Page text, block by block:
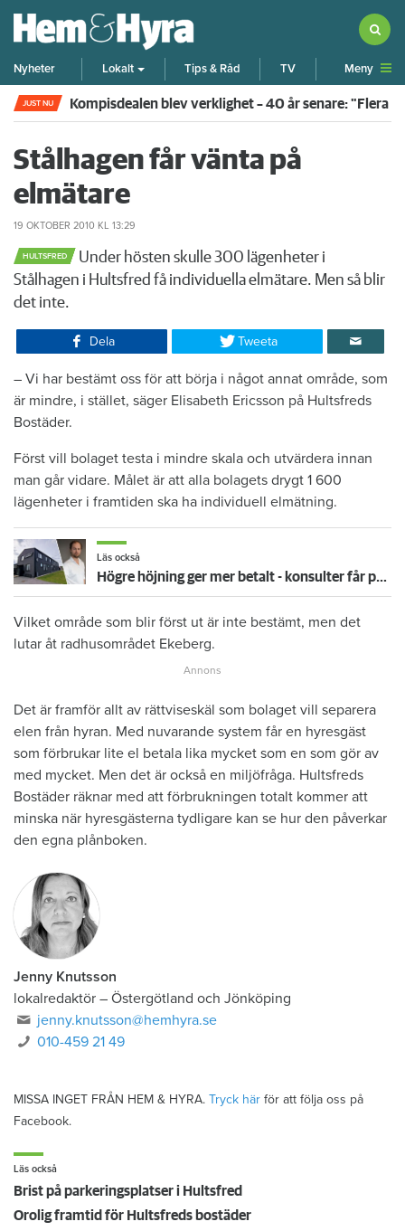
Nyheter Lokalt Tips & Råd TV Meny
JUST NU Kompisdealen blev verklighet – 40 år senare: "Flera
Stålhagen får vänta på
elmätare
19 OKTOBER 2010 KL 13:29
HULTSFRED
Under hösten skulle 300 lägenheter i
Stålhagen i Hultsfred få individuella elmätare. Men så blir
det inte.
Dela Tweeta
​– Vi har bestämt oss för att börja i något annat område, som
är mindre, i stället, säger Elisabeth Ericsson på Hultsfreds
Bostäder.
Först vill bolaget testa i mindre skala och utvärdera innan
man går vidare. Målet är att alla bolagets drygt 1 600
lägenheter i framtiden ska ha individuell elmätning.
Läs också
Högre höjning ger mer betalt - konsulter får provision för att höja hyrorna
Vilket område som blir först ut är inte bestämt, men det
lutar åt radhusområdet Ekeberg.
Det är framför allt av rättviseskäl som bolaget vill separera
elen från hyran. Med nuvarande system får en hyresgäst
som förbrukar lite el betala lika mycket som en som gör av
med mycket. Men det är också en miljöfråga. Hultsfreds
Bostäder räknar med att förbrukningen totalt kommer att
minska när hyresgästerna tydligare kan se hur den påverkar
den egna plånboken.
Jenny Knutsson
lokalredaktör – Östergötland och Jönköping
jenny.knutsson@hemhyra.se
010-459 21 49
MISSA INGET FRÅN HEM & HYRA. Tryck här för att följa oss på
Facebook.
Läs också
Brist på parkeringsplatser i Hultsfred
Orolig framtid för Hultsfreds bostäder